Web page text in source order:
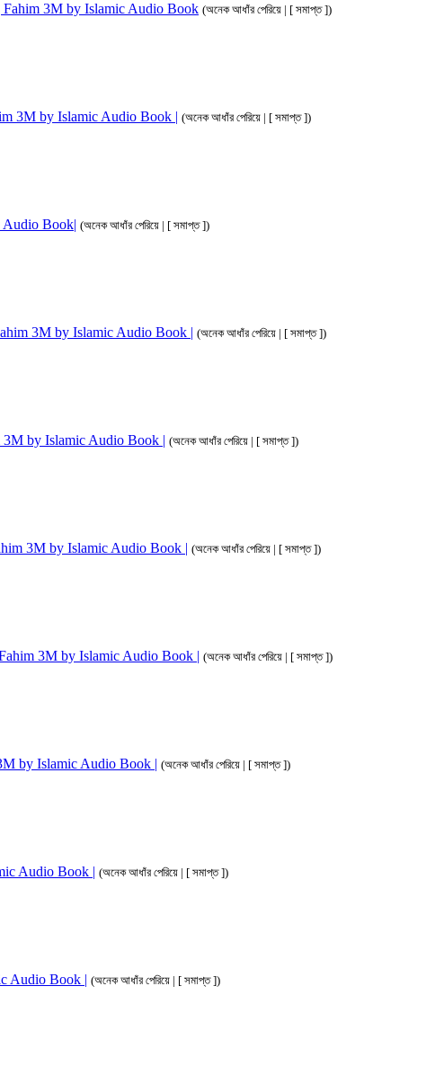
| Fahim 3M by Islamic Audio Book (অনেক আধাঁর পেরিয়ে | [ সমাপ্ত ])
3M by Islamic Audio Book | (অনেক আধাঁর পেরিয়ে | [ সমাপ্ত ])
Audio Book| (অনেক আধাঁর পেরিয়ে | [ সমাপ্ত ])
Fahim 3M by Islamic Audio Book | (অনেক আধাঁর পেরিয়ে | [ সমাপ্ত ])
3M by Islamic Audio Book | (অনেক আধাঁর পেরিয়ে | [ সমাপ্ত ])
3M by Islamic Audio Book | (অনেক আধাঁর পেরিয়ে | [ সমাপ্ত ])
| Fahim 3M by Islamic Audio Book | (অনেক আধাঁর পেরিয়ে | [ সমাপ্ত ])
3M by Islamic Audio Book | (অনেক আধাঁর পেরিয়ে | [ সমাপ্ত ])
Audio Book | (অনেক আধাঁর পেরিয়ে | [ সমাপ্ত ])
Audio Book | (অনেক আধাঁর পেরিয়ে | [ সমাপ্ত ])